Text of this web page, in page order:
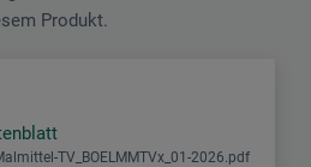
Produkt.
TV_BOELMMTVx_01-2026.pdf